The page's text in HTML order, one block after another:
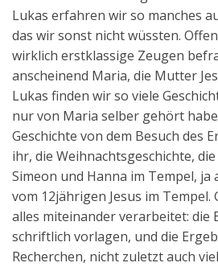
Lukas erfahren wir so manches
das wir sonst nicht wüssten.
wirklich erstklassige Zeugen
anscheinend Maria, die Mutter
Lukas finden wir so viele
nur von Maria selber gehört
Geschichte von dem Besuch des
ihr, die Weihnachtsgeschichte,
Simeon und Hanna im Tempel, ja
vom 12jährigen Jesus im Tempel.
alles miteinander verarbeitet: die
schriftlich vorlagen, und die
Recherchen, nicht zuletzt auch